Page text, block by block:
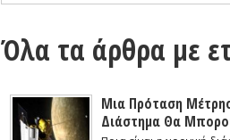
ΝΕLIOTA: Το ερευνητικό
Podcast: Συζήτηση με τον καθηγητή
Podcast: Ο Διονύσης Σιμόπουλος
Άρθρο με αφορμή το Nobel Φυσικής
Συνέντευξη: Το ελληνικό
Όλα τα άρθρα με
Μια Πρόταση
Διάστημα Θα